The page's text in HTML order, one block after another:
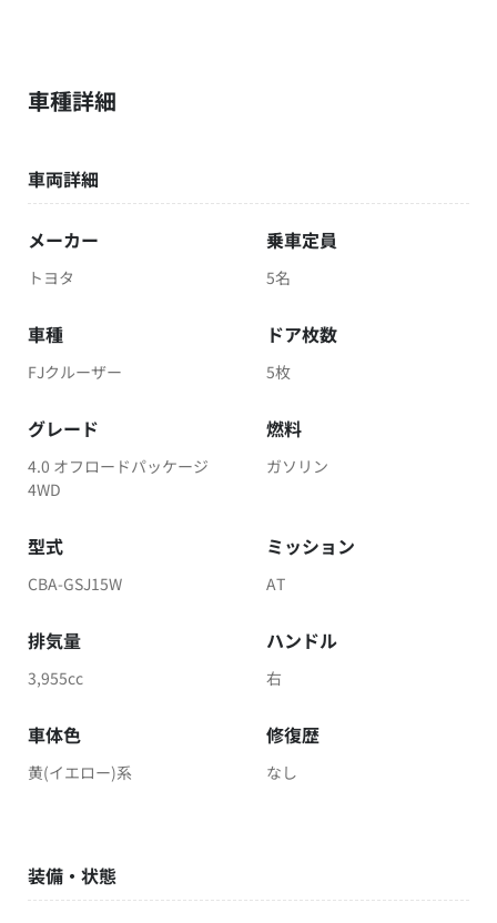
車種詳細
車両詳細
メーカー
トヨタ
乗車定員
5名
車種
FJクルーザー
ドア枚数
5枚
グレード
4.0 オフロードパッケージ
4WD
燃料
ガソリン
型式
CBA-GSJ15W
ミッション
AT
排気量
3,955cc
ハンドル
右
車体色
黄(イエロー)系
修復歴
なし
装備・状態